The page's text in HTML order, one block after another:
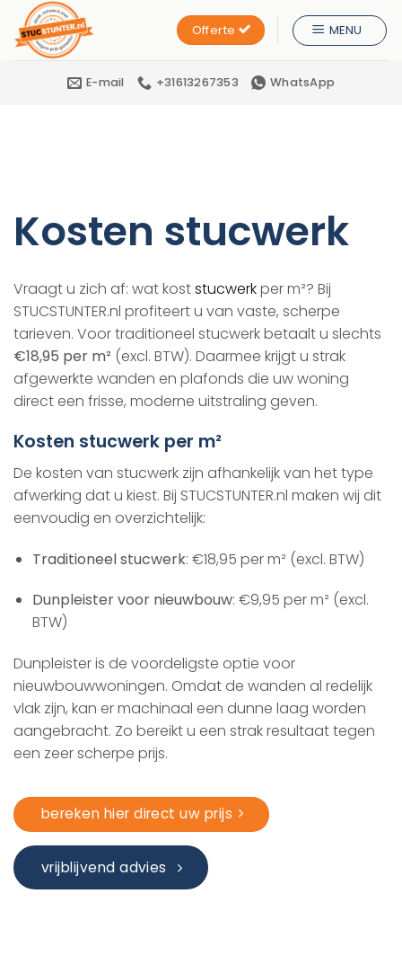
naar
inhoud
Offerte MENU
E-mail +31613267353 WhatsApp
Kosten stucwerk
Vraagt u zich af: wat koststucwerkper m²? Bij
STUCSTUNTER.nl profiteert u van vaste, scherpe
tarieven. Voor traditioneel stucwerk betaalt u slechts
€18,95 per m² (excl. BTW). Daarmee krijgt u strak
afgewerkte wanden en plafonds die uw woning
direct een frisse, moderne uitstraling geven.
Kosten stucwerk per m²
De kosten van stucwerk zijn afhankelijk van het type
afwerking dat u kiest. Bij STUCSTUNTER.nl maken wij dit
eenvoudig en overzichtelijk:
Traditioneel stucwerk: €18,95 per m² (excl. BTW)
Dunpleister voor nieuwbouw: €9,95 per m² (excl.
BTW)
Dunpleister is de voordeligste optie voor
nieuwbouwwoningen. Omdat de wanden al redelijk
vlak zijn, kan er machinaal een dunne laag worden
aangebracht. Zo bereikt u een strak resultaat tegen
een zeer scherpe prijs.
bereken hier direct uw prijs
vrijblijvend advies